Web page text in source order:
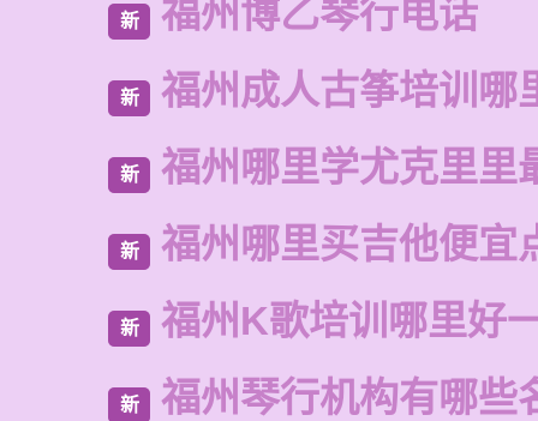
新 福州博乙琴行电话
新 福州成人古筝培训哪
新 福州哪里学尤克里里
新 福州哪里买吉他便宜
新 福州K歌培训哪里好
新 福州琴行机构有哪些